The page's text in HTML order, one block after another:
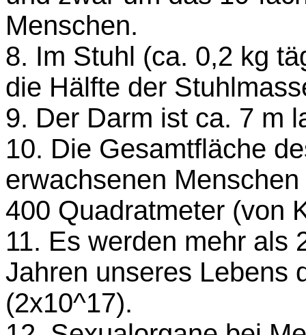
Menschen.
8. Im Stuhl (ca. 0,2 kg
die Hälfte der
9. Der Darm ist ca. 7 m
10. Die Gesamtfläche
erwachsenen
400 Quadratmeter (von
11. Es werden mehr als
Jahren unseres Lebens
(2x10^17).